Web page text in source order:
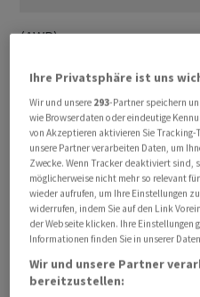
(AWP)
Ihre Privatsphäre ist uns
Wir und unsere 293-Partner speichern
wie Browserdaten oder eindeutige
von Akzeptieren aktivieren Sie Tracking-
unsere Partner verarbeiten Daten, um
Zwecke. Wenn Tracker deaktiviert sind,
möglicherweise nicht mehr so relevant
wieder aufrufen, um Ihre Einstellungen
widerrufen, indem Sie auf den Link
der Webseite klicken. Ihre Einstellungen
Informationen finden Sie in unserer
Wir und unsere Partner
bereitzustellen: